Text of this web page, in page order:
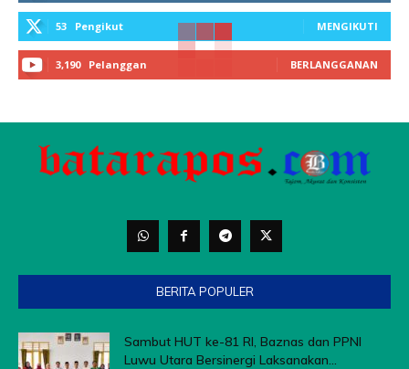
53 Pengikut MENGIKUTI
3,190 Pelanggan BERLANGGANAN
BERITA POPULER
Sambut HUT ke-81 RI, Baznas dan PPNI
Luwu Utara Bersinergi Laksanakan...